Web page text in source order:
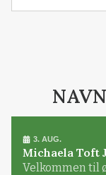
3. AUG.
Michaela Toft
Velkommen til